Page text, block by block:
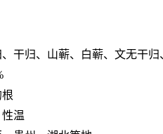
干归、山蕲、白蕲、文无干
温